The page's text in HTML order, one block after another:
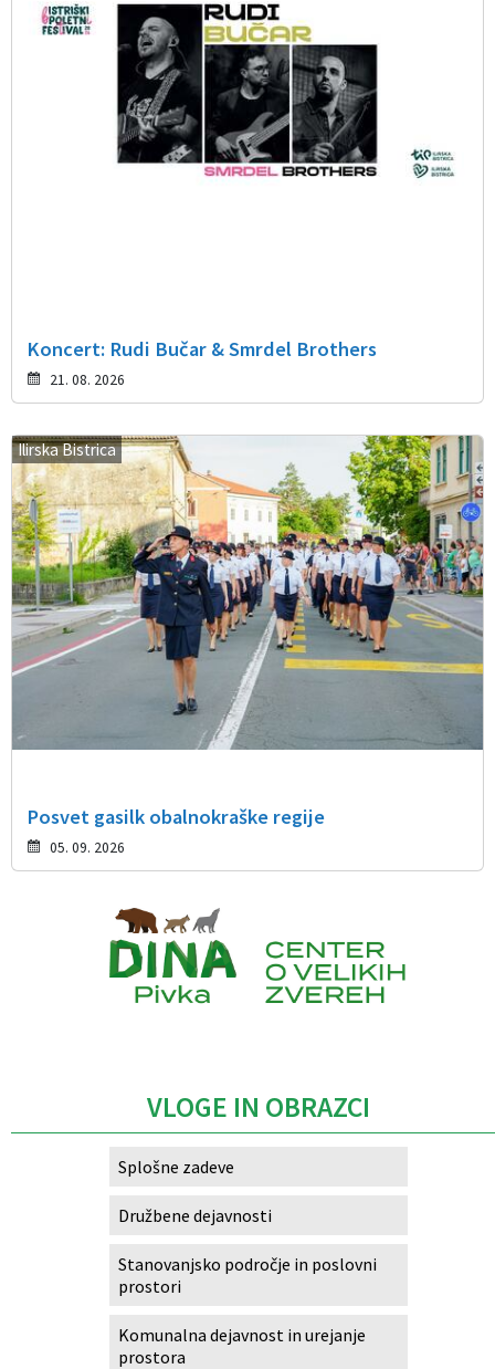
Koncert: Rudi Bučar & Smrdel Brothers
21. 08. 2026
Ilirska Bistrica
Posvet gasilk obalnokraške regije
05. 09. 2026
VLOGE IN OBRAZCI
Splošne zadeve
Družbene dejavnosti
Stanovanjsko področje in poslovni
prostori
Komunalna dejavnost in urejanje
prostora